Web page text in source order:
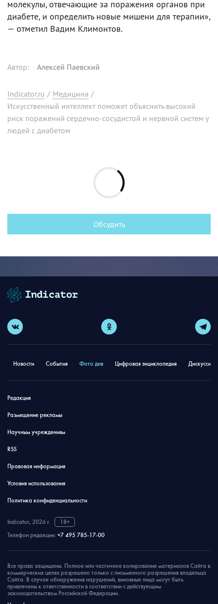
молекулы, отвечающие за поражения органов при
диабете, и определить новые мишени для терапии»,
— отметил Вадим Климонтов.
Автор: Алексей Паевский
Indicator.ru / Медицина /
Искусственный интеллект поможет объяснить высокий
риск поражений сердечно-сосудистой и нервной систем у
людей с диабетом
Обсудить
Новости События Фото дня Цифровая энциклопедия
Редакция
Размещение рекламы
Научным учреждениям
RSS
Правовая информация
Условия использования
Политика конфиденциальности
Indicator, 2026 г.
18+
Телефон редакции: +7 495 785-17-00
Все права защищены. Полное или частичное копирование материалов Сайта в
коммерческих целях разрешено только с письменного разрешения владельца
Сайта. В случае обнаружения нарушений, виновные лица могут быть
привлечены к ответственности в соответствии с действующим
законодательством Российской Федерации.